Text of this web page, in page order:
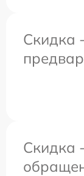
Скидка
Скидка